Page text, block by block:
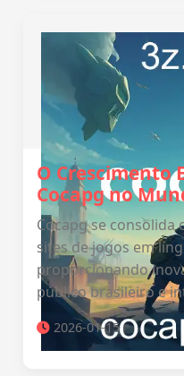
O Crescimento
Cocapg no
Cocapg se
sites de jogos em
proporcionando
público brasileiro e
2026-01-15